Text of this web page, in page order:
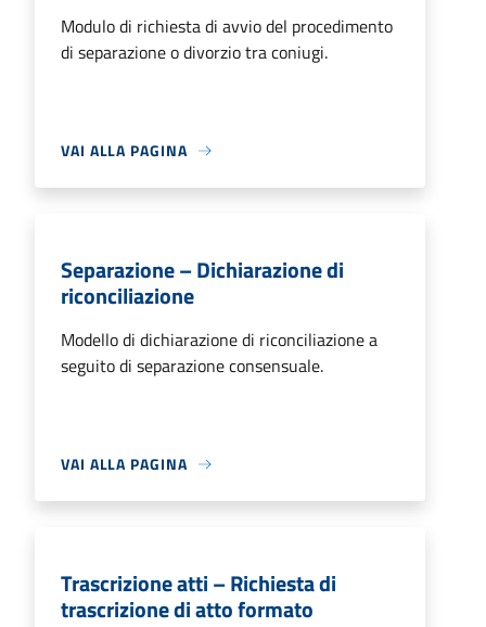
Modulo di richiesta di avvio del procedimento
di separazione o divorzio tra coniugi.
VAI ALLA PAGINA
Separazione – Dichiarazione di
riconciliazione
Modello di dichiarazione di riconciliazione a
seguito di separazione consensuale.
VAI ALLA PAGINA
Trascrizione atti – Richiesta di
trascrizione di atto formato